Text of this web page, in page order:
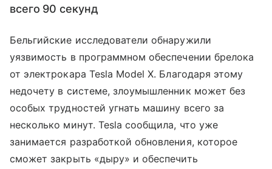
всего 90 секунд
Бельгийские исследователи обнаружили
уязвимость в программном обеспечении брелока
от электрокара Tesla Model X. Благодаря этому
недочету в системе, злоумышленник может без
особых трудностей угнать машину всего за
несколько минут. Tesla сообщила, что уже
занимается разработкой обновления, которое
сможет закрыть «дыру» и обеспечить